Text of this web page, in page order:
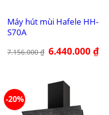
Máy hút mùi Hafele HH-
S70A
7.156.000₫ Giá
gốc
6.440.000₫Giá
hiện
-20%